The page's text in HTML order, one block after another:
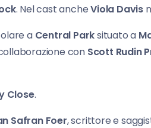
. Nel cast ancheViola Davis
a Central Parksituato a
con Scott Rudin
Close.
Safran Foer, scrittore e